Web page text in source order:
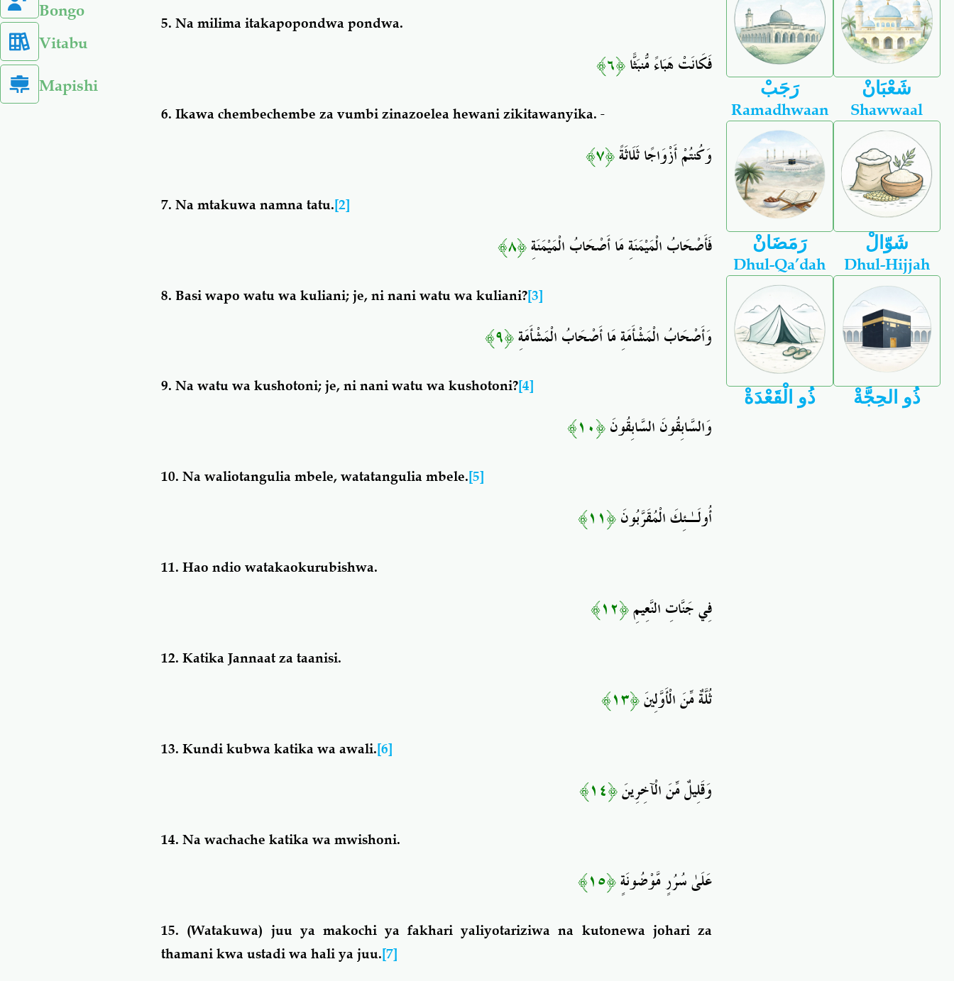
Bongo
Vitabu
Mapishi
5.Na milima itakapopondwa pondwa.
فَكَانَتْ هَبَاءً مُّنبَثًّا﴿٦﴾
6.Ikawa chembechembe za vumbi zinazoelea hewani zikitawanyika.
وَكُنتُمْ أَزْوَاجًا ثَلَاثَةً﴿٧﴾
7.Na mtakuwa namna tatu.[2]
فَأَصْحَابُ الْمَيْمَنَةِ مَا أَصْحَابُ الْمَيْمَنَةِ﴿٨﴾
8.Basi wapo watu wa kuliani; je, ni nani watu wa kuliani?[3]
وَأَصْحَابُ الْمَشْأَمَةِ مَا أَصْحَابُ الْمَشْأَمَةِ﴿٩﴾
9.Na watu wa kushotoni; je, ni nani watu wa kushotoni?[4]
وَالسَّابِقُونَ السَّابِقُونَ﴿١٠﴾
10.Na waliotangulia mbele, watatangulia mbele.[5]
أُولَـٰئِكَ الْمُقَرَّبُونَ﴿١١﴾
11.Hao ndio watakaokurubishwa.
فِي جَنَّاتِ النَّعِيمِ﴿١٢﴾
12.Katika Jannaat za taanisi.
ثُلَّةٌ مِّنَ الْأَوَّلِينَ﴿١٣﴾
13.Kundi kubwa katika wa awali.[6]
وَقَلِيلٌ مِّنَ الْآخِرِينَ﴿١٤﴾
14.Na wachache katika wa mwishoni.
عَلَىٰ سُرُرٍ مَّوْضُونَةٍ﴿١٥﴾
15. (Watakuwa) juu ya makochi ya fakhari yaliyotariziwa na kutonewa johari za
thamani kwa ustadi wa hali ya juu.[7]
رَجَبْ شَعْبَانْ
Ramadhwaan
رَمَضَانْ
Shawwaal
شَوّالْ
Dhul-Qa’dah
ذُو الْقَعْدَةْ
Dhul-Hijjah
ذُو الحِجَّةْ